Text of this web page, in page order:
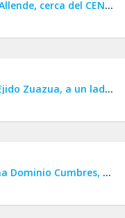
Terreno en venta en Allende, cerca del CENTRO DE ALLENDE, terreno en venta en Privada
Se vende terreno en Ejido Zuazua, a un lado de Portal del Norte, Real de Palmas y Carrizalejo.
Casa en venta en zona Dominio Cumbres, Col. Ferrera Residencial, FRACCIONAMIENTO PRIVADO a un lado de Cumbres La Rioja y Privalia Cumbres.